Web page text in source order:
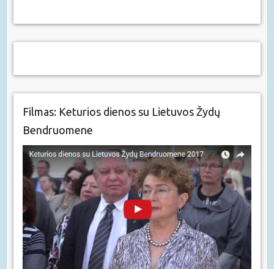
Filmas: Keturios dienos su Lietuvos Žydų
Bendruomene